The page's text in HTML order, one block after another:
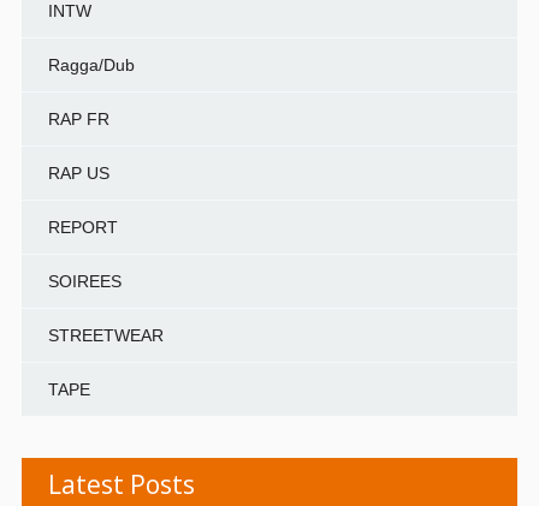
INTW
Ragga/Dub
RAP FR
RAP US
REPORT
SOIREES
STREETWEAR
TAPE
Latest Posts